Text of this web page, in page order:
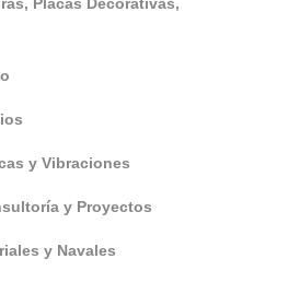
y Vibraciones
y Proyectos
y Navales